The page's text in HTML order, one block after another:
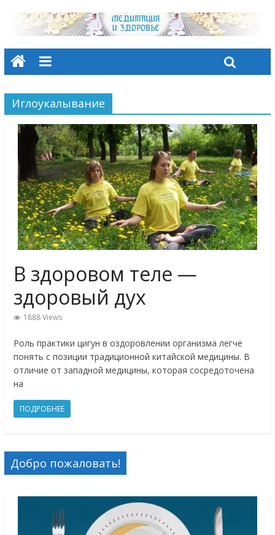
Иглоукалывание
В здоровом теле —
здоровый дух
1888 Views
Роль практики цигун в оздоровлении организма легче
понять с позиции традиционной китайской медицины. В
отличие от западной медицины, которая сосредоточена
на
ПОДРОБНЕЕ
Добро пожаловать!